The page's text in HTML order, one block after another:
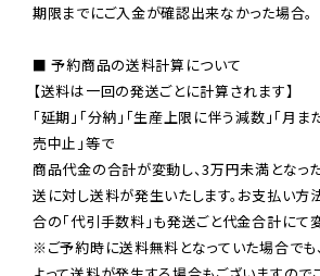
期限までにご入金が確認出来なかった場合。
■ 予約商品の送料計算について
【送料は一回の発送ごとに計算されます】
「延期」「分納」「生産上限に伴う減数」「月ま
売中止」等で
商品代金の合計が変動し、3万円未満となっ
送に対し送料が発生いたします。お支払い方
※ご予約時に送料無料となっていた場合で